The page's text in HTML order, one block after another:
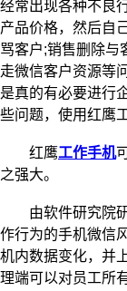
经常出现各种不良
产品价格，然后自
骂客户;销售删除与
走微信客户资源等
是真的有必要进行
些问题，使用红鹰
红鹰工作手机
之强大。
由软件研究院研
作行为的手机微信
机内数据变化，并
理端可以对员工所